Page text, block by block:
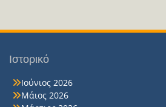
Ιστορικό
Ιούνιος 2026
Μάιος 2026